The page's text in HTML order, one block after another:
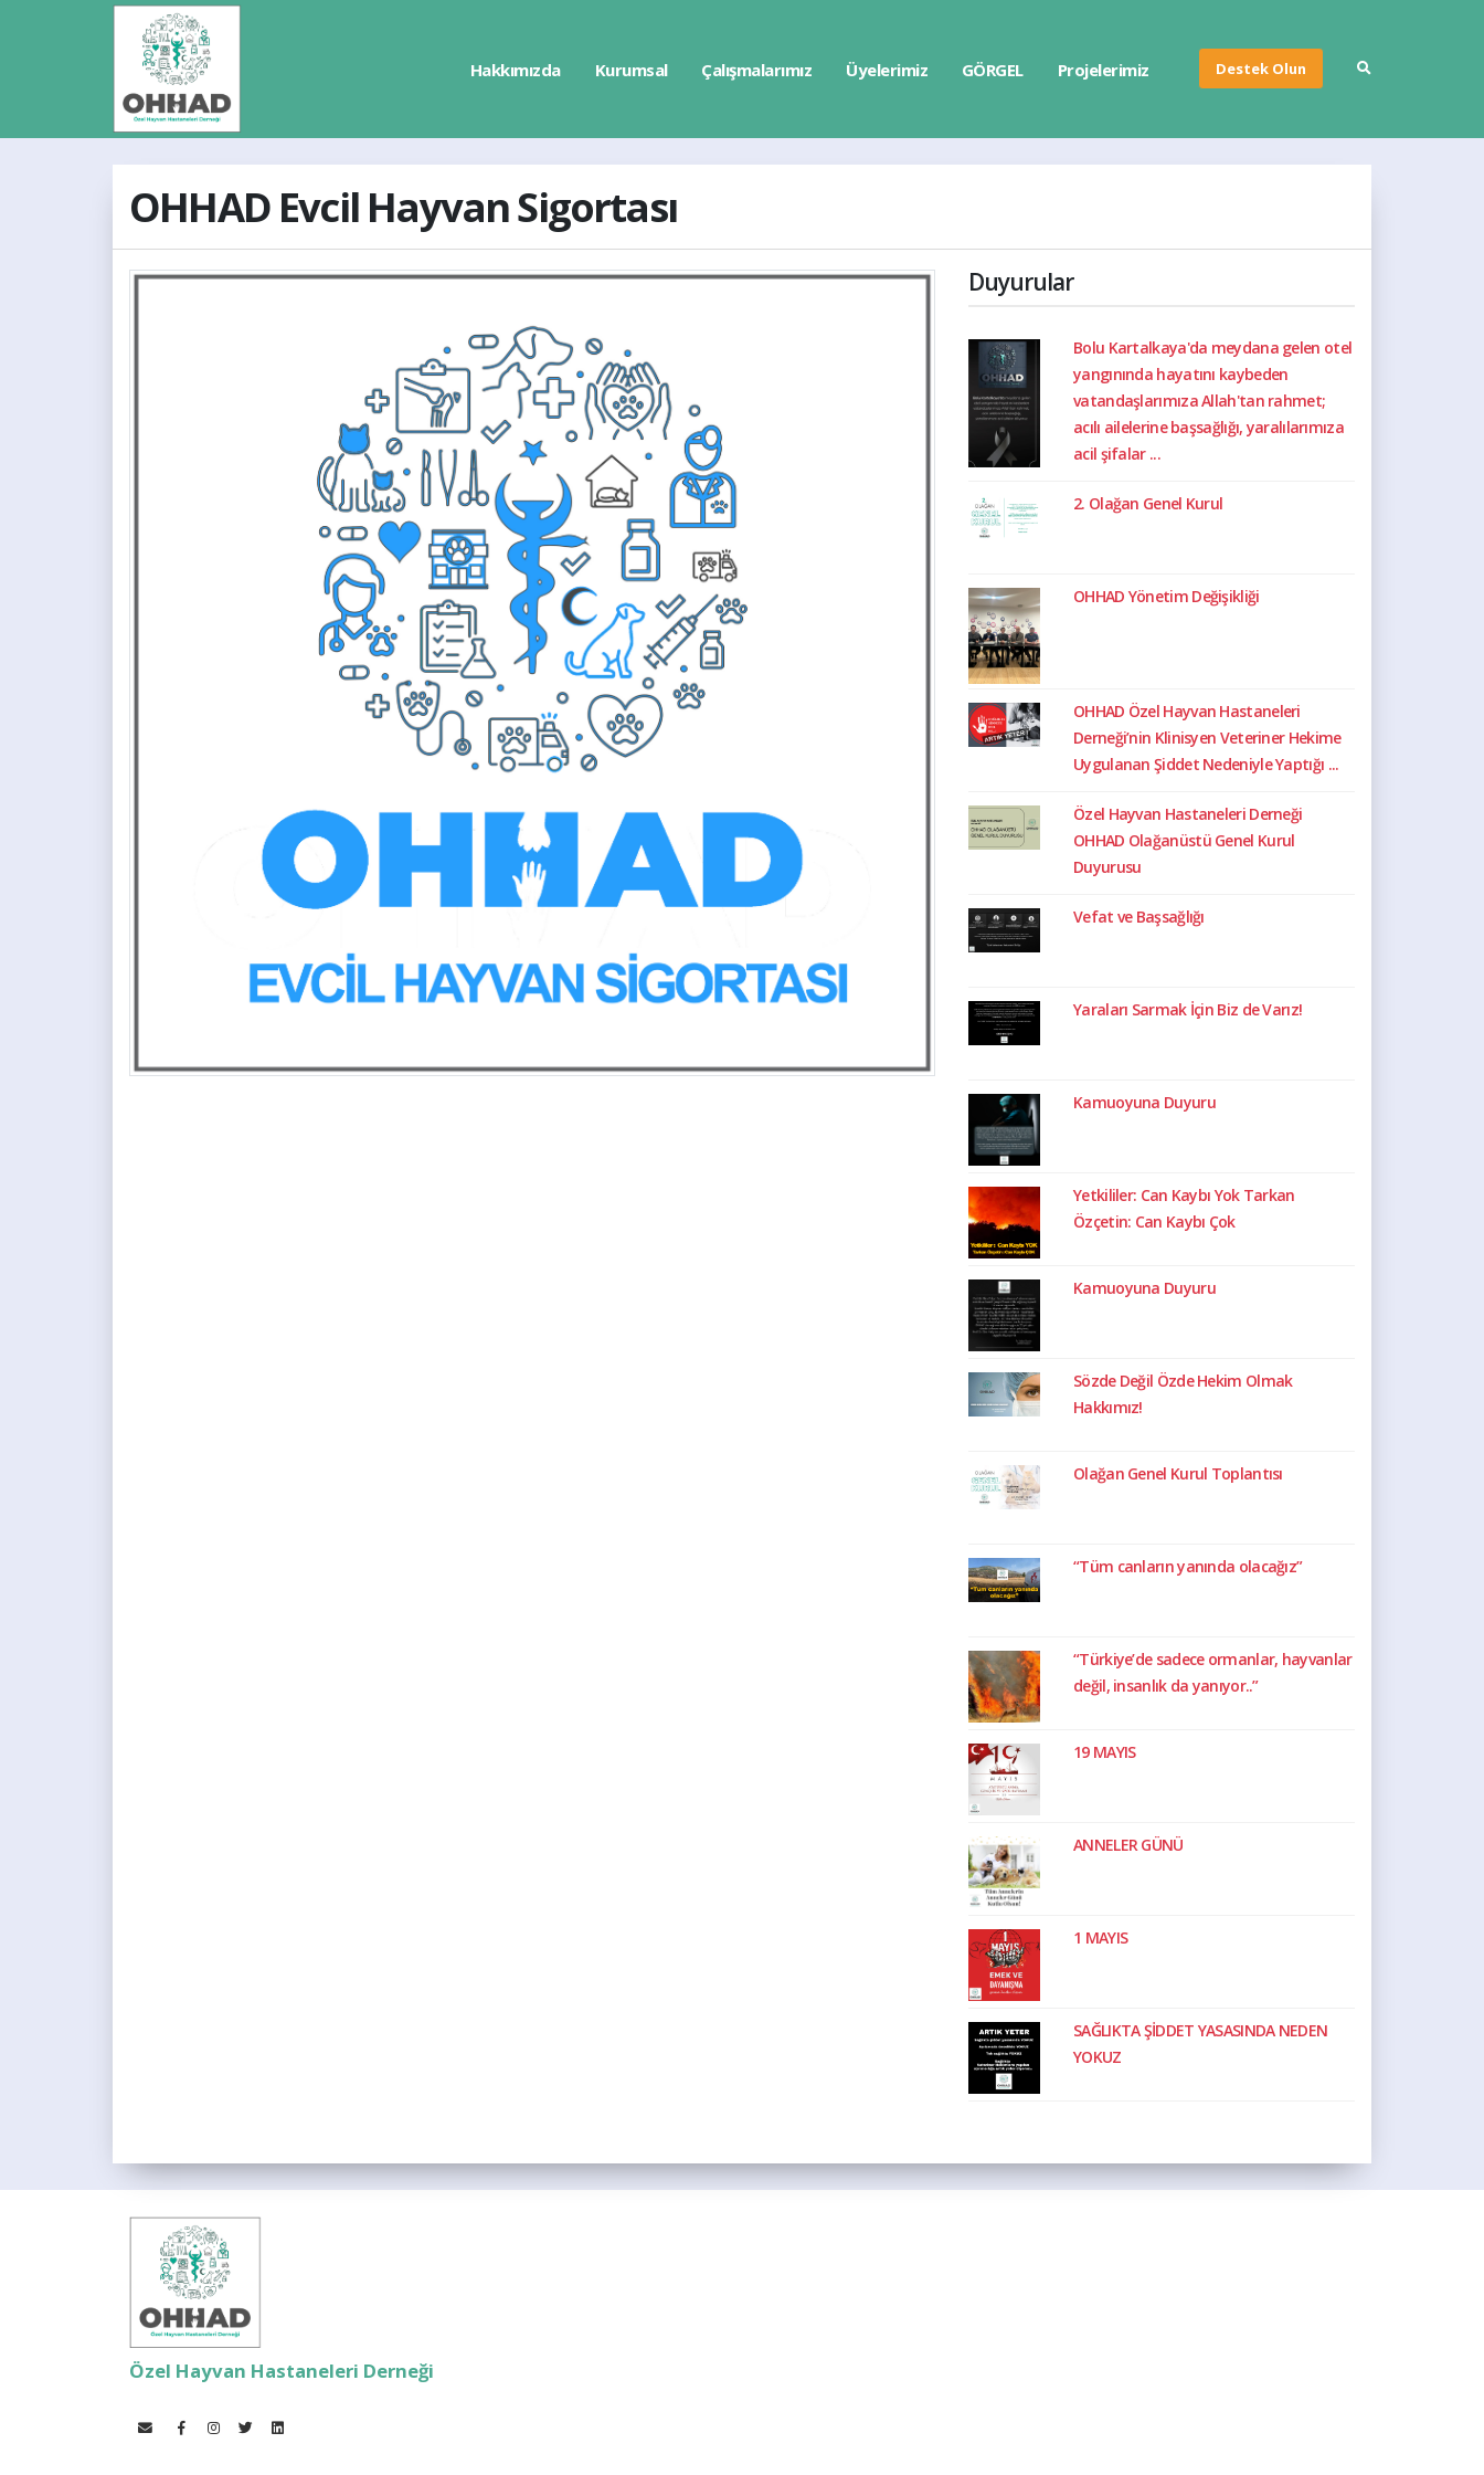
Hakkımızda Kurumsal Çalışmalarımız Üyelerimiz GÖRGEL Projelerimiz Destek Olun
OHHAD Evcil Hayvan Sigortası
Duyurular
Bolu Kartalkaya'da meydana gelen otel
yangınında hayatını kaybeden
vatandaşlarımıza Allah'tan rahmet;
acılı ailelerine başsağlığı, yaralılarımıza
acil şifalar ...
2. Olağan Genel Kurul
OHHAD Yönetim Değişikliği
OHHAD Özel Hayvan Hastaneleri
Derneği’nin Klinisyen Veteriner Hekime
Uygulanan Şiddet Nedeniyle Yaptığı ...
Özel Hayvan Hastaneleri Derneği
OHHAD Olağanüstü Genel Kurul
Duyurusu
Vefat ve Başsağlığı
Yaraları Sarmak İçin Biz de Varız!
Kamuoyuna Duyuru
Yetkililer: Can Kaybı Yok Tarkan
Özçetin: Can Kaybı Çok
Kamuoyuna Duyuru
Sözde Değil Özde Hekim Olmak
Hakkımız!
Olağan Genel Kurul Toplantısı
“Tüm canların yanında olacağız”
“Türkiye’de sadece ormanlar, hayvanlar
değil, insanlık da yanıyor..”
19 MAYIS
ANNELER GÜNÜ
1 MAYIS
SAĞLIKTA ŞİDDET YASASINDA NEDEN
YOKUZ
Özel Hayvan Hastaneleri Derneği